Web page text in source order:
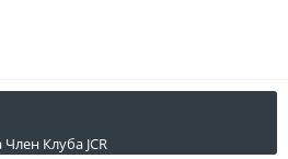
Член Клуба JCR